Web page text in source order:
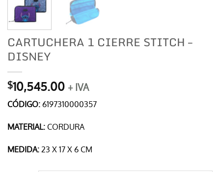
CARTUCHERA 1 CIERRE STITCH –
DISNEY
$10,545.00 + IVA
CÓDIGO: 6197310000357
MATERIAL: CORDURA
MEDIDA: 23 X 17 X 6 CM